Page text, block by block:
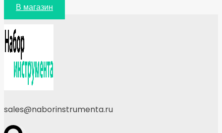
В магазин
sales@naborinstrumenta.ru